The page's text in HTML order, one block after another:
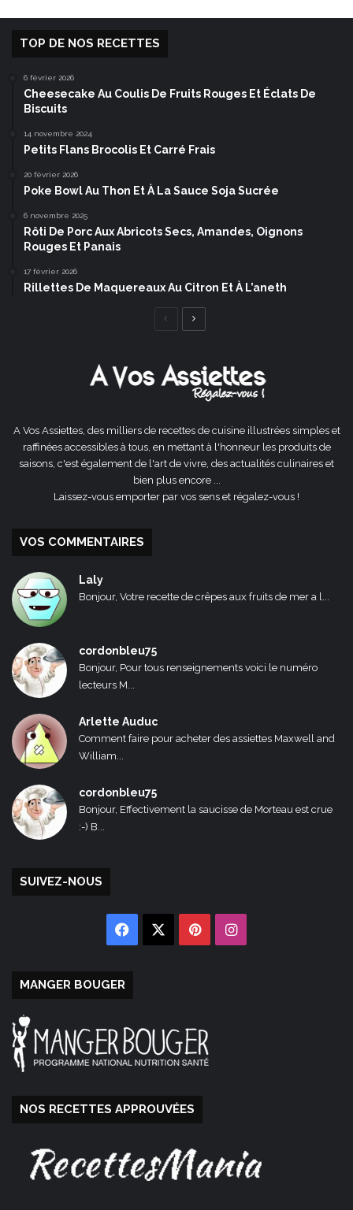
TOP DE NOS RECETTES
6 février 2026
Cheesecake Au Coulis De Fruits Rouges Et Éclats De
Biscuits
14 novembre 2024
Petits Flans Brocolis Et Carré Frais
20 février 2026
Poke Bowl Au Thon Et À La Sauce Soja Sucrée
6 novembre 2025
Rôti De Porc Aux Abricots Secs, Amandes, Oignons
Rouges Et Panais
17 février 2026
Rillettes De Maquereaux Au Citron Et À L’aneth
Page
A Vos Assiettes, des milliers de recettes de cuisine illustrées simples et
raffinées accessibles à tous, en mettant à l'honneur les produits de
saisons, c'est également de l'art de vivre, des actualités culinaires et
bien plus encore ...
Laissez-vous emporter par vos sens et régalez-vous !
VOS COMMENTAIRES
Laly
Bonjour, Votre recette de crêpes aux fruits de mer a l...
cordonbleu75
Bonjour, Pour tous renseignements voici le numéro
lecteurs M...
Arlette Auduc
Comment faire pour acheter des assiettes Maxwell and
William...
cordonbleu75
Bonjour, Effectivement la saucisse de Morteau est crue
:-) B...
SUIVEZ-NOUS
Facebook PinterestInstagram
MANGER BOUGER
NOS RECETTES APPROUVÉES